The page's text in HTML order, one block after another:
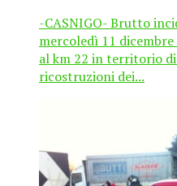
-CASNIGO- Brutto
mercoledì 11
al km 22 in territorio di
ricostruzioni dei...